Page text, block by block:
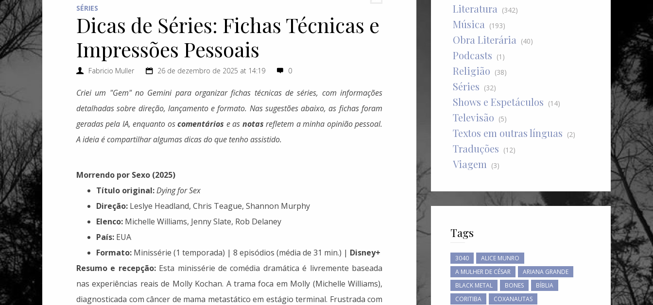
SÉRIES
Dicas de Séries: Fichas Técnicas e
Impressões Pessoais
Fabricio Muller 26 de dezembro de 2025 at 14:19 0
Criei um "Gem" no Gemini para organizar fichas técnicas de séries, com informações
detalhadas sobre direção, lançamento e formato. Nas sugestões abaixo, as fichas foram
geradas pela IA, enquanto oscomentários e as notas refletem a minha opinião pessoal.
A ideia é compartilhar algumas dicas do que tenho assistido.
Morrendo por Sexo (2025)
Título original:Dying for Sex
Direção: Leslye Headland, Chris Teague, Shannon Murphy
Elenco: Michelle Williams, Jenny Slate, Rob Delaney
País: EUA
Formato: Minissérie (1 temporada) | 8 episódios (média de 31 min.) | Disney+
Resumo e recepção:Esta minissérie de comédia dramática é livremente baseada
nas experiências reais de Molly Kochan. A trama foca em Molly (Michelle Williams),
diagnosticada com câncer de mama metastático em estágio terminal. Frustrada com
Literatura (342)
Música (193)
Obra Literária (40)
Podcasts (1)
Religião (38)
Séries (32)
Shows e Espetáculos (14)
Televisão (5)
Textos em outras línguas (2)
Traduções (12)
Viagem (3)
Tags
3040
ALICE MUNRO
A MULHER DE CÉSAR
ARIANA GRANDE
BLACK METAL
BONES
BÍBLIA
CORITIBA
COXANAUTAS